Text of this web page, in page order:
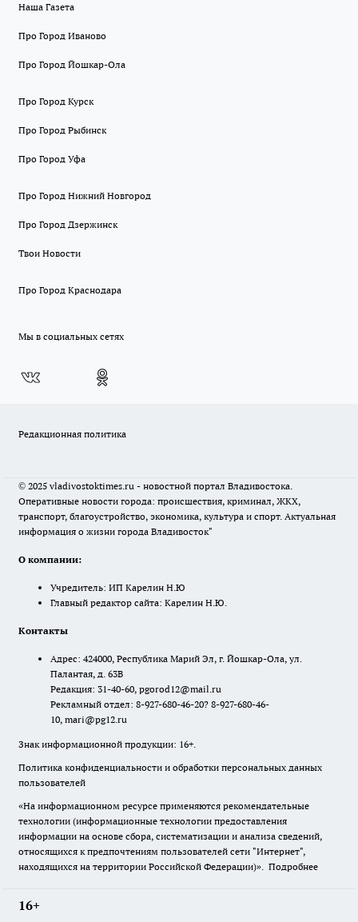
Наша Газета
Про Город Иваново
Про Город Йошкар-Ола
Про Город Курск
Про Город Рыбинск
Про Город Уфа
Про Город Нижний Новгород
Про Город Дзержинск
Твои Новости
Про Город Краснодара
Мы в социальных сетях
Редакционная политика
© 2025 vladivostoktimes.ru - новостной портал Владивостока.
Оперативные новости города: происшествия, криминал, ЖКХ,
транспорт, благоустройство, экономика, культура и спорт. Актуальная
информация о жизни города Владивосток"
О компании:
Учредитель: ИП Карелин Н.Ю
Главный редактор сайта: Карелин Н.Ю.
Контакты
Адрес: 424000, Республика Марий Эл, г. Йошкар-Ола, ул.
Палантая, д. 63В
Редакция: 31-40-60, pgorod12@mail.ru
Рекламный отдел: 8-927-680-46-20? 8-927-680-46-
10, mari@pg12.ru
Знак информационной продукции: 16+.
Политика конфиденциальности и обработки персональных данных
пользователей
«На информационном ресурсе применяются рекомендательные
технологии (информационные технологии предоставления
информации на основе сбора, систематизации и анализа сведений,
относящихся к предпочтениям пользователей сети "Интернет",
находящихся на территории Российской Федерации)». Подробнее
16+